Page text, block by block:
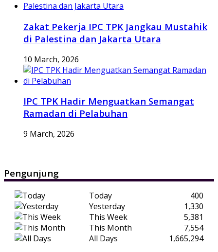
Zakat Pekerja IPC TPK Jangkau Mustahik
di Palestina dan Jakarta Utara
10 March, 2026
IPC TPK Hadir Menguatkan Semangat
Ramadan di Pelabuhan
9 March, 2026
Pengunjung
Today
400
Yesterday
1,330
This Week
5,381
This Month
7,554
All Days
1,665,294